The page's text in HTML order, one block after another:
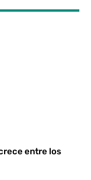
entre los